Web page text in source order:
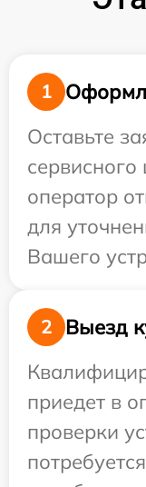
1
Оставьте
оператор
для
Вашего
2
Выезд
приедет в
проверки